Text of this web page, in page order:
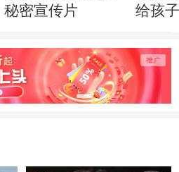
秘密宣传片
给孩